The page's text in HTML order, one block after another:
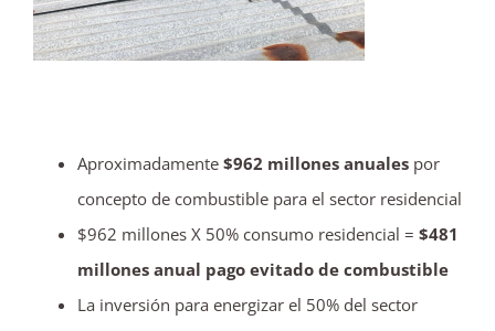
Aproximadamente $962 millones anuales por
concepto de combustible para el sector residencial
$962 millones X 50% consumo residencial = $481
millones anual pago evitado de combustible
La inversión para energizar el 50% del sector